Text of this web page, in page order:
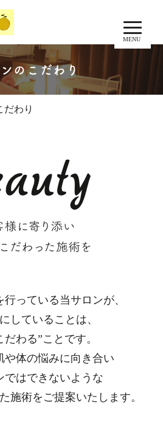
MENU
のこだわり
だわり
っている当サロンが、
していることは、
だわる”ことです。
や体の悩みに向き合い
ではできないような
施術をご提案いたします。